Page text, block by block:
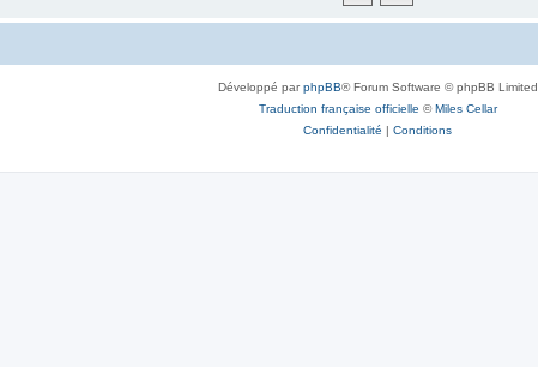
Développé parphpBB® Forum Software © phpBB Limited
Traduction française officielle ©Miles Cellar
Confidentialité | Conditions